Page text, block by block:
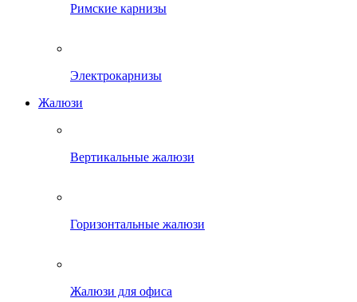
Римские карнизы
Электрокарнизы
Жалюзи
Вертикальные жалюзи
Горизонтальные жалюзи
Жалюзи для офиса